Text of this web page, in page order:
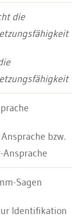
die
bzw.
Ansprache
Sagen
Identifikation